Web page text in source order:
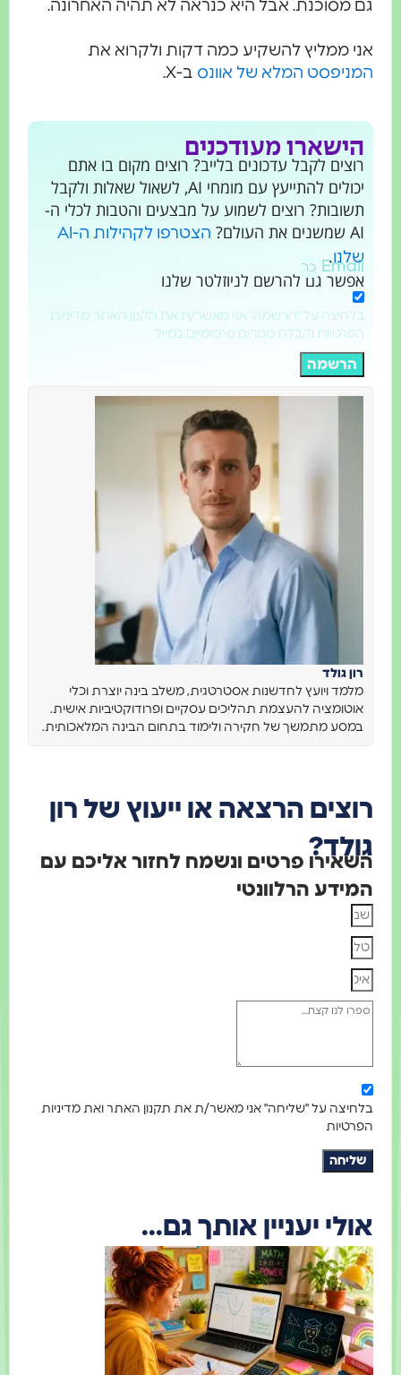
גם מסוכנת. אבל היא כנראה לא תהיה האחרונה.
אני ממליץ להשקיע כמה דקות ולקרוא את
המניפסט המלא של אוונסב-X.
הישארו מעודכנים
רוצים לקבל עדכונים בלייב? רוצים מקום בו אתם
יכולים להתייעץ עם מומחי AI, לשאול שאלות ולקבל
תשובות? רוצים לשמוע על מבצעים והטבות לכלי ה-
AI שמשנים את העולם?
הצטרפו לקהילות ה-AI
שלנו.
אפשר גם להרשם לניוזלטר שלנו
Email
בלחיצה על "הרשמה" אני מאשר/ת את תקנון האתר, מדיניות
הפרטיות וקבלת מסרים פרסומיים במייל
הרשמה
רון גולד
מלמד ויועץ לחדשנות אסטרטגית, משלב בינה יוצרת וכלי
אוטומציה להעצמת תהליכים עסקיים ופרודוקטיביות אישית.
במסע מתמשך של חקירה ולימוד בתחום הבינה המלאכותית.
רוצים הרצאה או ייעוץ של רון
גולד?
השאירו פרטים ונשמח לחזור אליכם עם
המידע הרלוונטי
בלחיצה על "שליחה" אני מאשר/ת את תקנון האתר ואת מדיניות
הפרטיות
שליחה
אולי יעניין אותך גם...